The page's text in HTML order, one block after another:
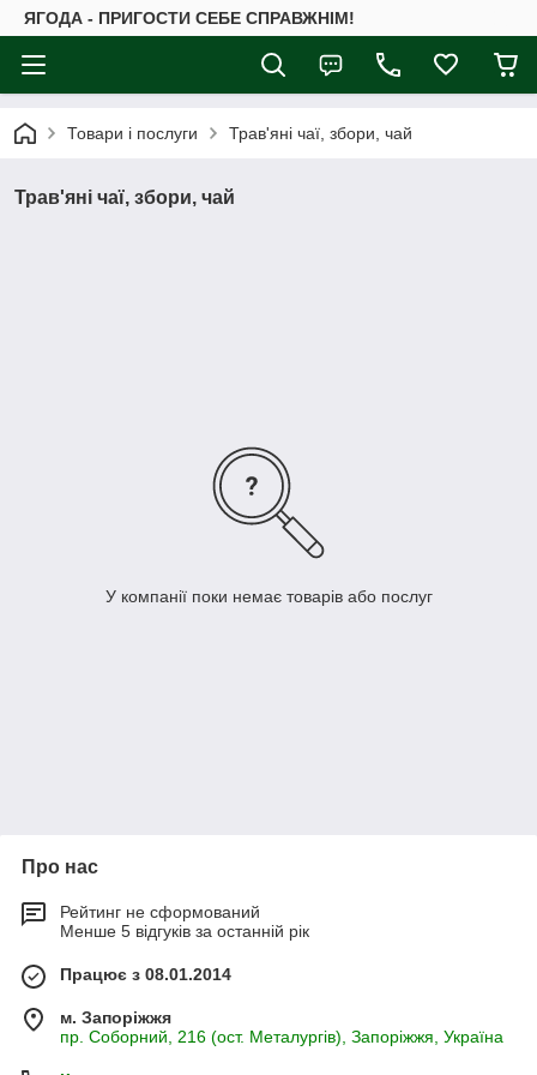
ЯГОДА - ПРИГОСТИ СЕБЕ СПРАВЖНІМ!
Товари і послуги Трав'яні чаї, збори, чай
Трав'яні чаї, збори, чай
У компанії поки немає товарів або послуг
Про нас
Рейтинг не сформований
Менше 5 відгуків за останній рік
Працює з 08.01.2014
м. Запоріжжя
пр. Соборний, 216 (ост. Металургів), Запоріжжя, Україна